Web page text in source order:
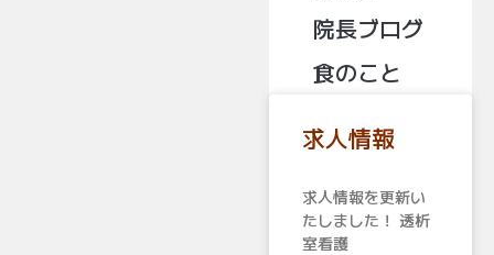
院長ブログ
食のこと
求人情報
求人情報を更新い
たしました！ 透析
室看護
ペ
ジ
ペ
ジ
ペ
ジ ジ